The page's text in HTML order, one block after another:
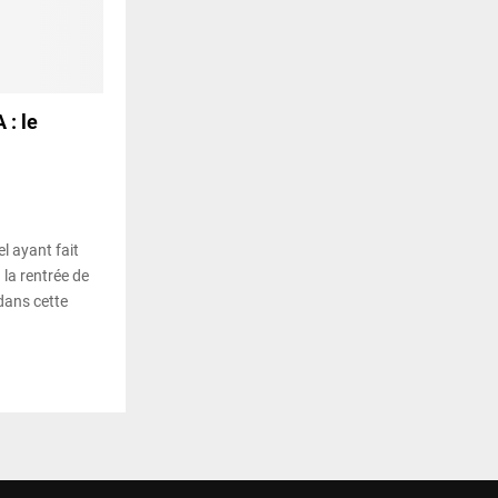
: le
ayant fait
rentrée de
cette